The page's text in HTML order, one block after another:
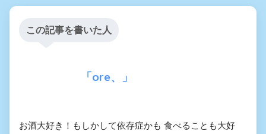
この記事を書いた人
「ore、」
お酒大好き！もしかして依存症かも 食べることも大好